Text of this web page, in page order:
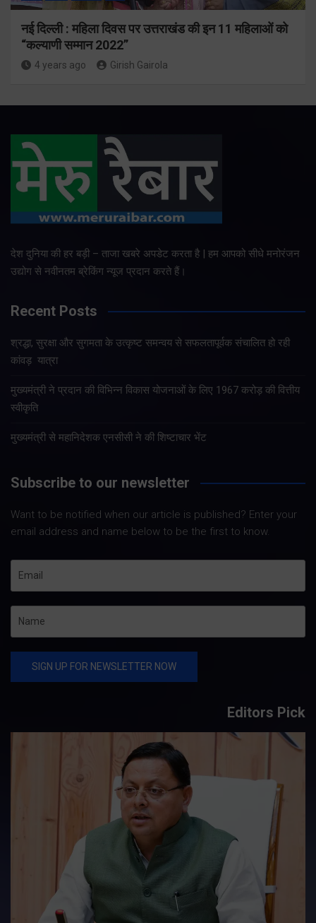
नई दिल्ली : महिला दिवस पर उत्तराखंड की इन 11 महिलाओं को
“कल्याणी सम्मान 2022”
4 years ago Girish Gairola
देश दुनिया की हर बड़ी – ताजा खबरे अपडेट करता है | हम आपको सीधे मनोरंजन
उद्योग से नवीनतम ब्रेकिंग न्यूज प्रदान करते हैं।
Recent Posts
श्रद्धा, सुरक्षा और सुगमता के उत्कृष्ट समन्वय से सफलतापूर्वक संचालित हो रही
कांवड़ यात्रा
मुख्यमंत्री ने प्रदान की विभिन्न विकास योजनाओं के लिए 1967 करोड़ की वित्तीय
स्वीकृति
मुख्यमंत्री से महानिदेशक एनसीसी ने की शिष्टाचार भेंट
Subscribe to our newsletter
Want to be notified when our article is published? Enter your
email address and name below to be the first to know.
Editors Pick